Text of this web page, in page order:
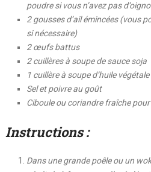
poudre si vous n’avez pas
2 gousses d’ail émincées (vous
si nécessaire)
2 œufs battus
2 cuillères à soupe de sauce soja
1 cuillère à soupe d’huile végétale
Sel et poivre au goût
Ciboule ou coriandre fraîche
Instructions :
Dans une grande poêle ou un